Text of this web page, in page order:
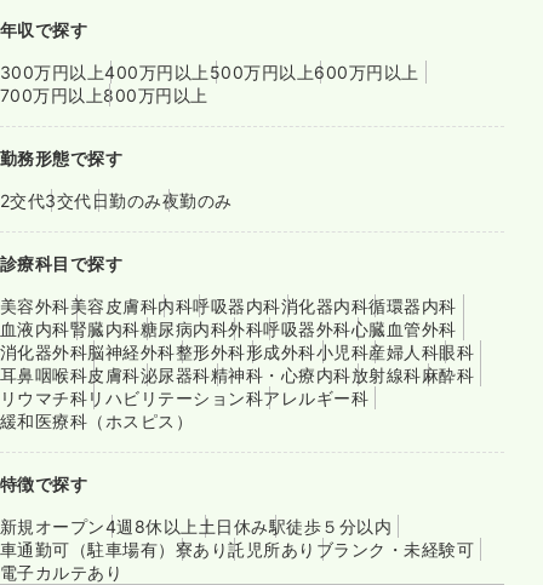
年収で探す
300万円以上400万円以上 500万円以上600万円以上
700万円以上800万円以上
勤務形態で探す
2交代3交代日勤のみ夜勤のみ
診療科目で探す
美容外科美容皮膚科内科呼吸器内科消化器内科循環器内科
血液内科腎臓内科糖尿病内科外科呼吸器外科心臓血管外科
消化器外科脳神経外科整形外科形成外科小児科産婦人科眼科
耳鼻咽喉科皮膚科泌尿器科精神科・心療内科放射線科麻酔科
リウマチ科リハビリテーション科アレルギー科
緩和医療科（ホスピス）
特徴で探す
新規オープン4週8休以上 土日休み駅徒歩５分以内
車通勤可（駐車場有） 寮あり託児所あり ブランク・未経験可
電子カルテあり